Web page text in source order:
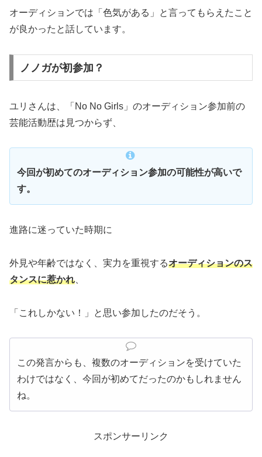
オーディションでは「色気がある」と言ってもらえたこと
が良かったと話しています。
ノノガが初参加？
ユリさんは、「No No Girls」のオーディション参加前の
芸能活動歴は見つからず、
今回が初めてのオーディション参加の可能性が高いで
す。
進路に迷っていた時期に
外見や年齢ではなく、実力を重視するオーディションのス
タンスに惹かれ
「これしかない！」と思い参加したのだそう。
この発言からも、複数のオーディションを受けていた
わけではなく、今回が初めてだったのかもしれません
ね。
スポンサーリンク